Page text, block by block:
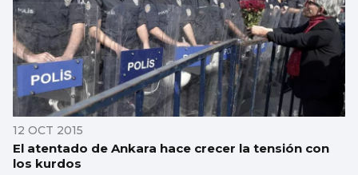
12 OCT 2015
El atentado de Ankara hace crecer la tensión con
los kurdos